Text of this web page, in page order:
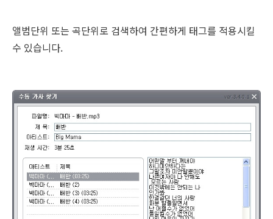
앨범단위 또는 곡단위로 검색하여 간편하게 태그를 적용시킬
수 있습니다.